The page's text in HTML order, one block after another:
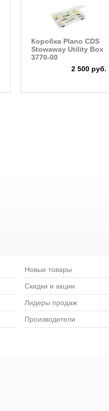
Коробка Plano CDS
Stowaway Utility Box
3770-00
2 500 руб.
Новые товары
Скидки и акции
Лидеры продаж
Производители